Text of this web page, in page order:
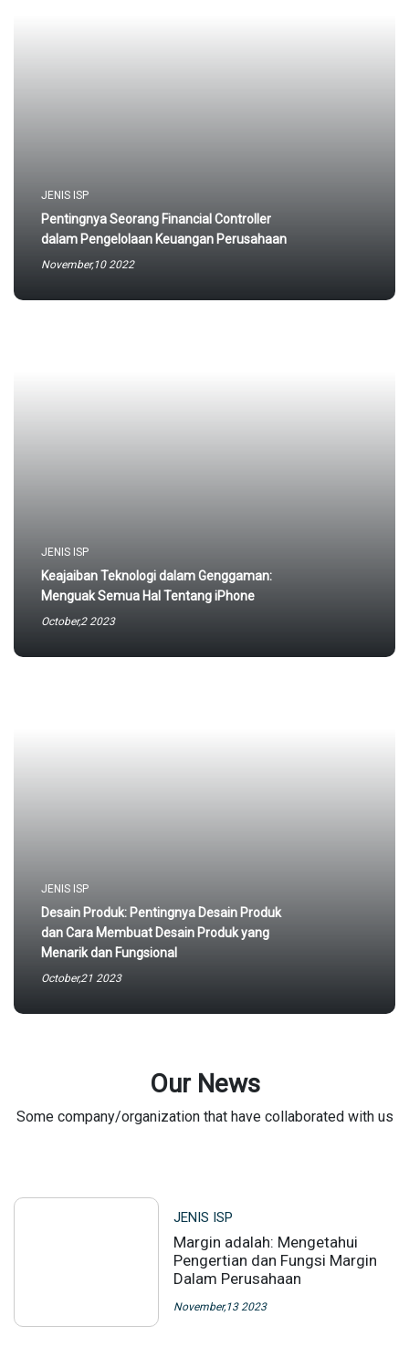
JENIS ISP
Pentingnya Seorang Financial Controller
dalam Pengelolaan Keuangan Perusahaan
November,10 2022
JENIS ISP
Keajaiban Teknologi dalam Genggaman:
Menguak Semua Hal Tentang iPhone
October,2 2023
JENIS ISP
Desain Produk: Pentingnya Desain Produk
dan Cara Membuat Desain Produk yang
Menarik dan Fungsional
October,21 2023
Our News
Some company/organization that have collaborated with us
JENIS ISP
Margin adalah: Mengetahui
Pengertian dan Fungsi Margin
Dalam Perusahaan
November,13 2023